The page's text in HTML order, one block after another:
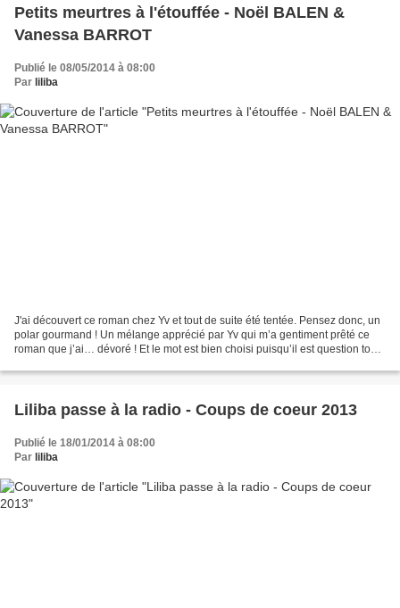
Petits meurtres à l'étouffée - Noël BALEN &
Vanessa BARROT
Publié le 08/05/2014 à 08:00
Par liliba
J'ai découvert ce roman chez Yv et tout de suite été tentée. Pensez donc, un
polar gourmand ! Un mélange apprécié par Yv qui m’a gentiment prêté ce
roman que j’ai… dévoré ! Et le mot est bien choisi puisqu’il est question tout
Liliba passe à la radio - Coups de coeur 2013
Publié le 18/01/2014 à 08:00
Par liliba